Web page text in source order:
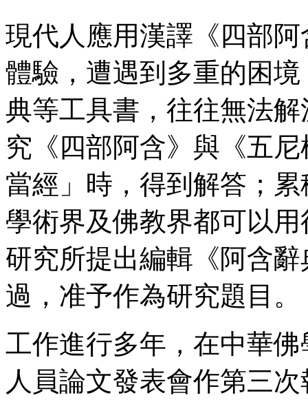
現代人應用漢譯《四部
體驗，遭遇到多重的困
典等工具書，往往無法
究《四部阿含》與《五
當經」時，得到解答；
學術界及佛教界都可以
研究所提出編輯《阿含
過，准予作為研究題目。
工作進行多年，在中華
人員論文發表會作第三